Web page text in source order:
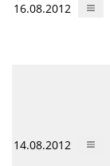
16.08.2012
14.08.2012